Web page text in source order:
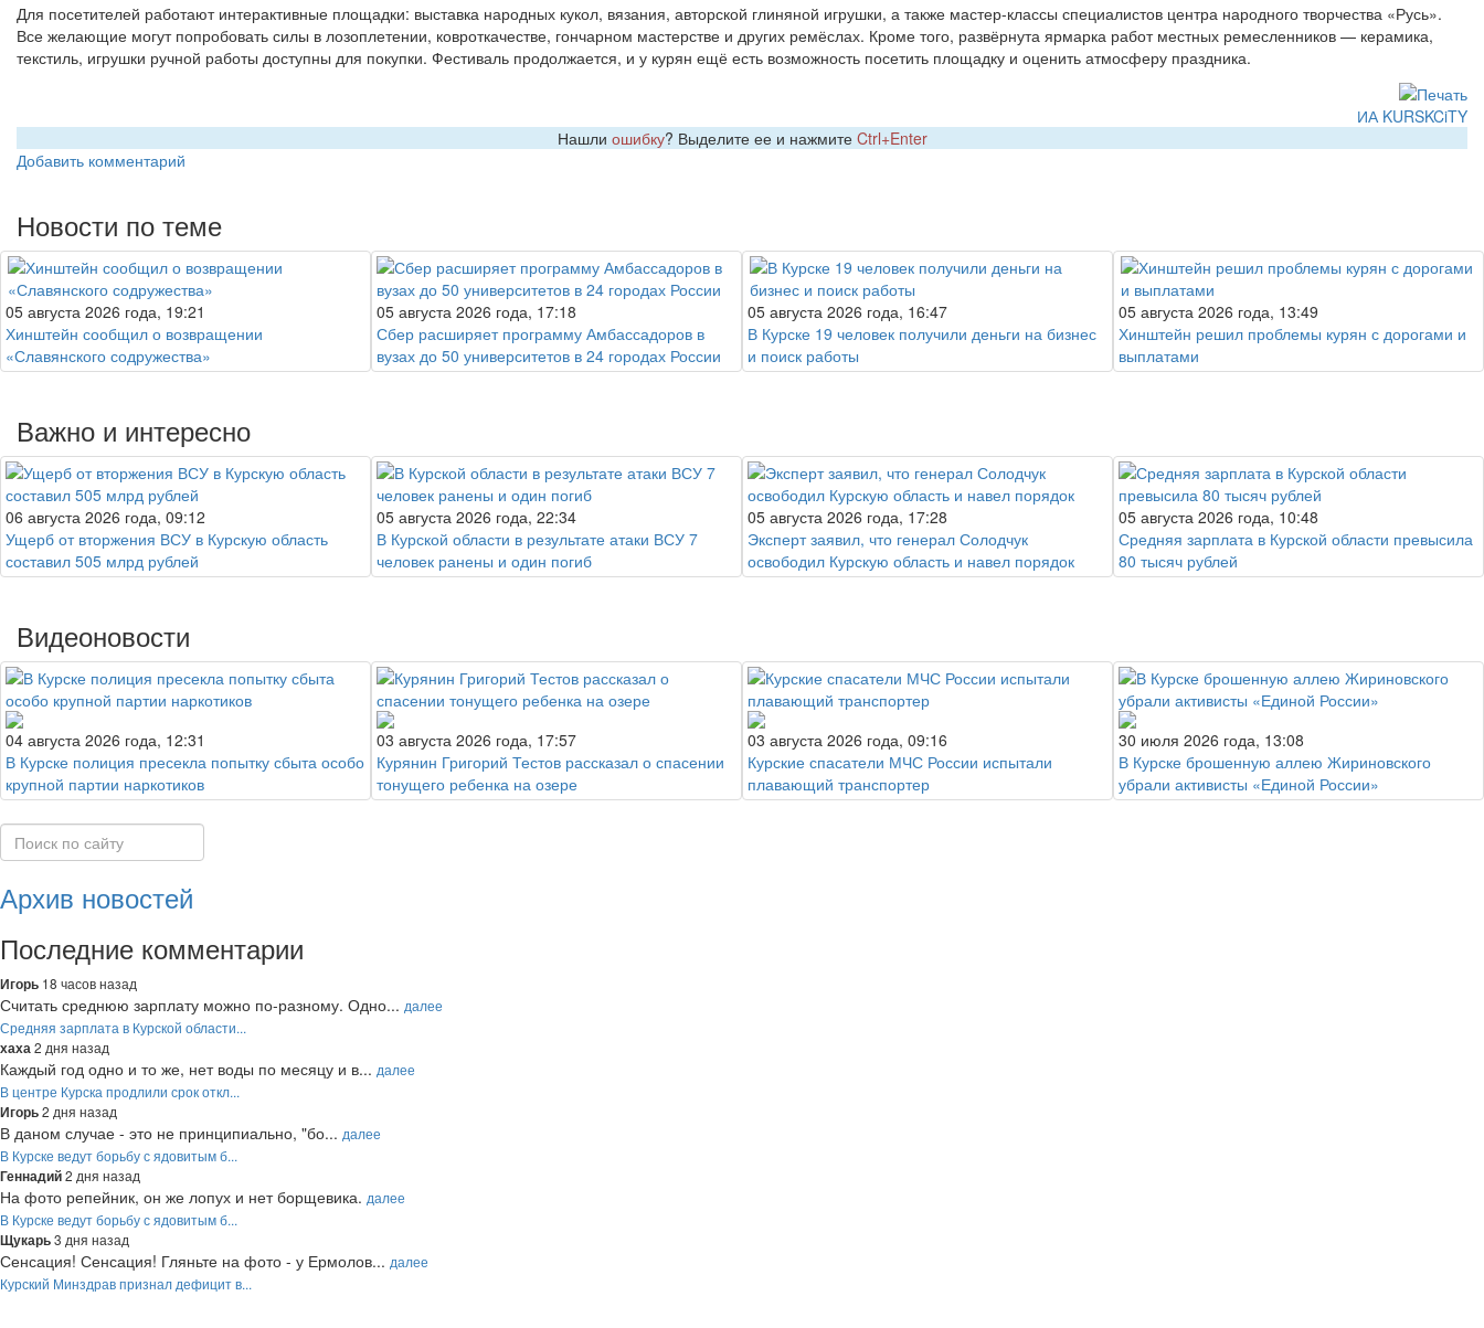
Для посетителей работают интерактивные площадки: выставка народных кукол, вязания, авторской глиняной игрушки, а также мастер-классы специалистов центра народного творчества «Русь».
Все желающие могут попробовать силы в лозоплетении, ковроткачестве, гончарном мастерстве и других ремёслах. Кроме того, развёрнута ярмарка работ местных ремесленников — керамика,
текстиль, игрушки ручной работы доступны для покупки. Фестиваль продолжается, и у курян ещё есть возможность посетить площадку и оценить атмосферу праздника.
ИА KURSKCiTY
Нашли ошибку? Выделите ее и нажмите Ctrl+Enter
Добавить комментарий
Новости по теме
05 августа 2026 года, 19:21
Хинштейн сообщил о возвращении
«Славянского содружества»
05 августа 2026 года, 17:18
Сбер расширяет программу Амбассадоров в
вузах до 50 университетов в 24 городах России
05 августа 2026 года, 16:47
В Курске 19 человек получили деньги на бизнес
и поиск работы
05 августа 2026 года, 13:49
Хинштейн решил проблемы курян с дорогами и
выплатами
Важно и интересно
06 августа 2026 года, 09:12
Ущерб от вторжения ВСУ в Курскую область
составил 505 млрд рублей
05 августа 2026 года, 22:34
В Курской области в результате атаки ВСУ 7
человек ранены и один погиб
05 августа 2026 года, 17:28
Эксперт заявил, что генерал Солодчук
освободил Курскую область и навел порядок
05 августа 2026 года, 10:48
Средняя зарплата в Курской области превысила
80 тысяч рублей
Видеоновости
04 августа 2026 года, 12:31
В Курске полиция пресекла попытку сбыта особо
крупной партии наркотиков
03 августа 2026 года, 17:57
Курянин Григорий Тестов рассказал о спасении
тонущего ребенка на озере
03 августа 2026 года, 09:16
Курские спасатели МЧС России испытали
плавающий транспортер
30 июля 2026 года, 13:08
В Курске брошенную аллею Жириновского
убрали активисты «Единой России»
Архив новостей
Последние комментарии
Игорь 18 часов назад
Считать среднюю зарплату можно по-разному. Одно... далее
Средняя зарплата в Курской области...
хаха2 дня назад
Каждый год одно и то же, нет воды по месяцу и в... далее
В центре Курска продлили срок откл...
Игорь2 дня назад
В даном случае - это не принципиально, "бо... далее
В Курске ведут борьбу с ядовитым б...
Геннадий2 дня назад
На фото репейник, он же лопух и нет борщевика. далее
В Курске ведут борьбу с ядовитым б...
Щукарь3 дня назад
Сенсация! Сенсация! Гляньте на фото - у Ермолов... далее
Курский Минздрав признал дефицит в...